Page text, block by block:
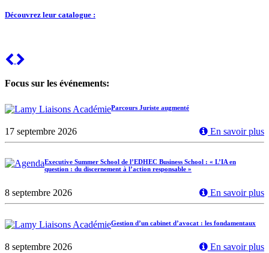
Découvrez leur catalogue :
Previous
Focus sur les événements:
Parcours Juriste augmenté
17 septembre 2026 En savoir plus
Executive Summer School de l’EDHEC Business School : « L’IA en
question : du discernement à l’action responsable »
8 septembre 2026 En savoir plus
Gestion d’un cabinet d’avocat : les fondamentaux
8 septembre 2026 En savoir plus